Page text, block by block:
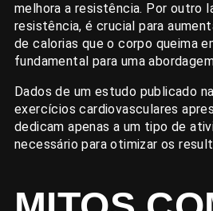
melhora a resistência. Por outro
resistência, é crucial para
de calorias que o corpo queima
fundamental para uma
Dados de um estudo publicado
exercícios cardiovasculares
dedicam apenas a um tipo de
necessário para otimizar os